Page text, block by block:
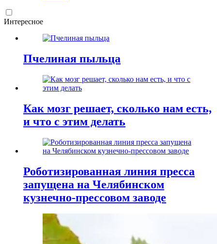
Интересное
Пчелиная пыльца
Как мозг решает, сколько нам есть,
и что с этим делать
Роботизированная линия пресса
запущена на Челябинском
кузнечно-прессовом заводе